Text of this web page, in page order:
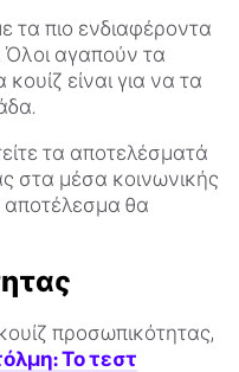
τα πιο ενδιαφέροντα
Όλοι αγαπούν τα
είναι για να τα
τα αποτελέσματά
στα μέσα κοινωνικής
αποτέλεσμα θα
προσωπικότητας,
Το τεστ